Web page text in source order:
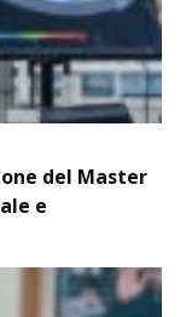
del Master
e